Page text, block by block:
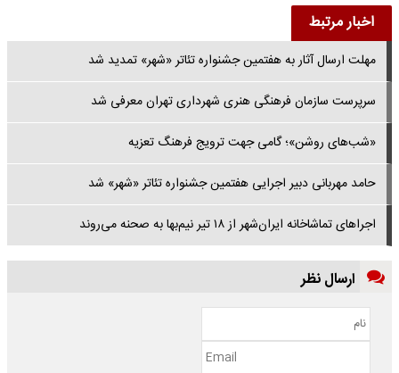
اخبار مرتبط
مهلت ارسال آثار به هفتمین جشنواره تئاتر «شهر» تمدید شد
سرپرست سازمان فرهنگی هنری شهرداری تهران معرفی شد
«شب‌های روشن»؛ گامی جهت ترویج فرهنگ تعزیه
حامد مهربانی دبیر اجرایی هفتمین جشنواره تئاتر «شهر» شد
اجراهای تماشاخانه‌ ایران‌شهر‌ از ۱۸ تیر نیم‌بها به صحنه می‌روند
ارسال نظر